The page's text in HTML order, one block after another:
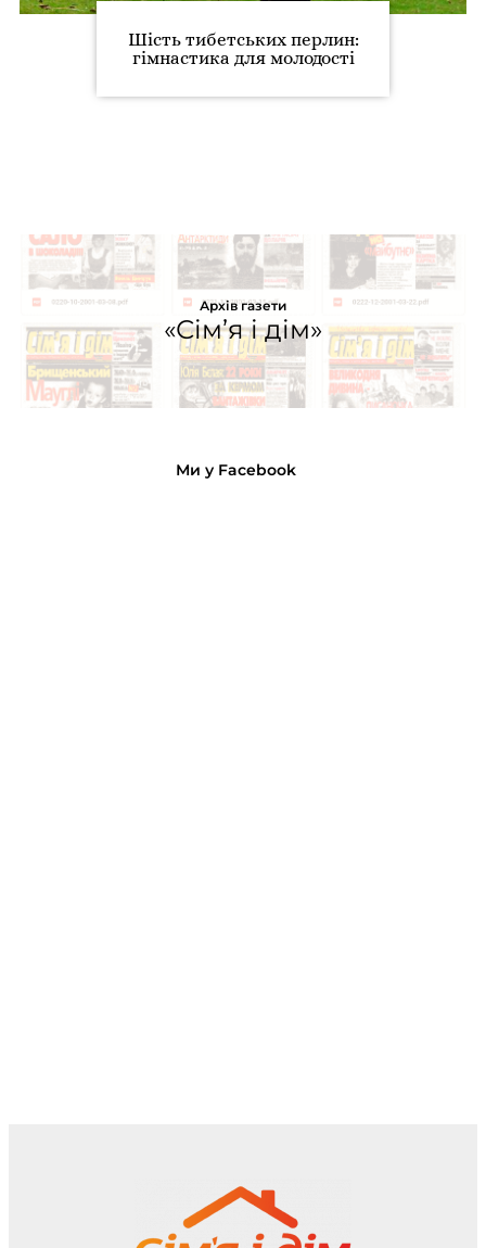
Шість тибетських перлин:
гімнастика для молодості
Архів газети
«Сім’я і дім»
Ми у Facebook